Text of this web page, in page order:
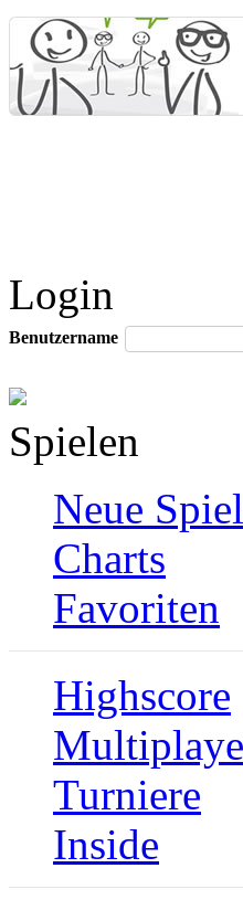
Login
Benutzername
Spielen
Neue
Charts
Favoriten
Highscore
Turniere
Inside